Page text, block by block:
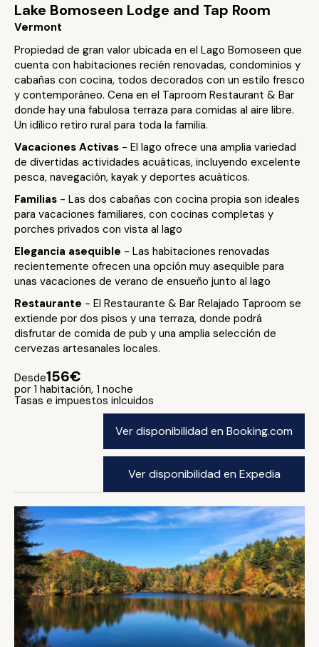
Lake Bomoseen Lodge and Tap Room
Vermont
Propiedad de gran valor ubicada en el Lago Bomoseen que
cuenta con habitaciones recién renovadas, condominios y
cabañas con cocina, todos decorados con un estilo fresco
y contemporáneo. Cena en el Taproom Restaurant & Bar
donde hay una fabulosa terraza para comidas al aire libre.
Un idílico retiro rural para toda la familia.
Vacaciones Activas - El lago ofrece una amplia variedad
de divertidas actividades acuáticas, incluyendo excelente
pesca, navegación, kayak y deportes acuáticos.
Familias - Las dos cabañas con cocina propia son ideales
para vacaciones familiares, con cocinas completas y
porches privados con vista al lago
Elegancia asequible - Las habitaciones renovadas
recientemente ofrecen una opción muy asequible para
unas vacaciones de verano de ensueño junto al lago
Restaurante - El Restaurante & Bar Relajado Taproom se
extiende por dos pisos y una terraza, donde podrá
disfrutar de comida de pub y una amplia selección de
cervezas artesanales locales.
Desde156€
por 1 habitación, 1 noche
Tasas e impuestos inlcuidos
Ver disponibilidad en Booking.com
Ver disponibilidad en Expedia